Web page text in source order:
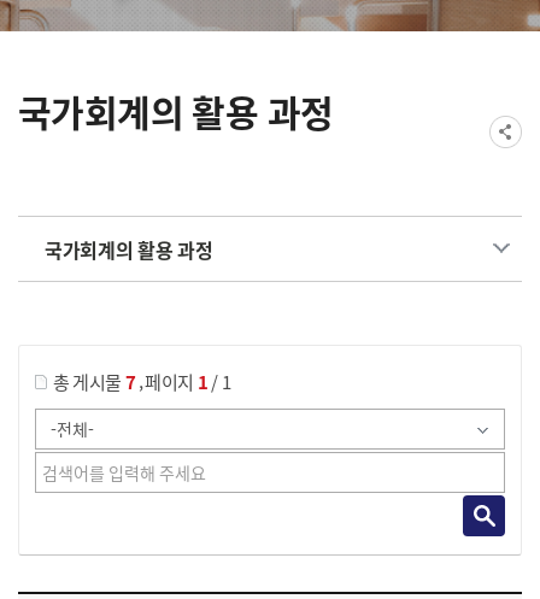
국가회계의 활용 과정
국가회계의 활용 과정
총 게시물7,페이지 1/ 1
국가회계의 활용 과정 목록 으로 번호, 제목, 작성자, 조회수, 등록 일로 나열 되고 있습니다.